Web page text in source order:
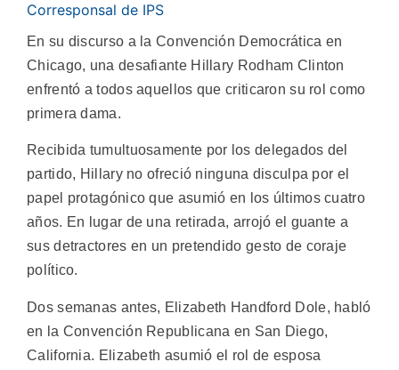
Corresponsal de IPS
En su discurso a la Convención Democrática en
Chicago, una desafiante Hillary Rodham Clinton
enfrentó a todos aquellos que criticaron su rol como
primera dama.
Recibida tumultuosamente por los delegados del
partido, Hillary no ofreció ninguna disculpa por el
papel protagónico que asumió en los últimos cuatro
años. En lugar de una retirada, arrojó el guante a
sus detractores en un pretendido gesto de coraje
político.
Dos semanas antes, Elizabeth Handford Dole, habló
en la Convención Republicana en San Diego,
California. Elizabeth asumió el rol de esposa